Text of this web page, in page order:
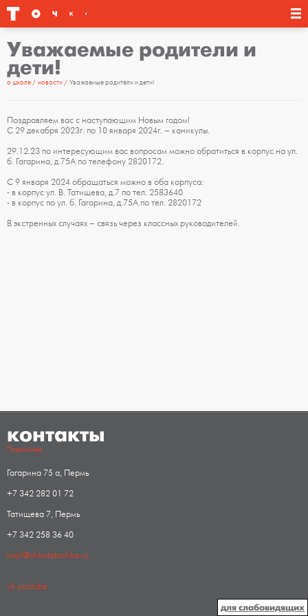
Уважаемые родители и
дети!
о школе новости Уважаемые родители и дети!
Поздравляем вас с наступающим Новым годом!
С 29 декабря 2023г. по 10 января 2024г. – каникулы.
29.12.23 по интересующим вас вопросам можно обратиться в корпус на ул.
б. Гагарина, д.75А по телефону 2820172.
С 9 января 2024 обращаться можно в оба корпуса:
- в корпус ул. В. Татищева, д.7 по тел. 2583640
- в корпус по ул. б. Гагарина, д.75А по тел. 2820172
В экстренных случаях – связь через классных руководителей.
контакты
Подробнее
Гагарина 75 а, Пермь
+7 342 282 01 72
Татищева 7, Пермь
+7 342 258 36 40
mail@shkolatochka.ru
vkyoutube
для слабовидящих